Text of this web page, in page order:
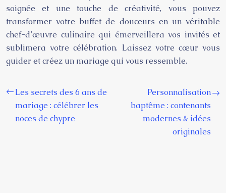
soignée et une touche de créativité, vous pouvez
transformer votre buffet de douceurs en un véritable
chef-d’œuvre culinaire qui émerveillera vos invités et
sublimera votre célébration. Laissez votre cœur vous
guider et créez un mariage qui vous ressemble.
Les secrets des 6 ans de
mariage : célébrer les
noces de chypre
Personnalisation
baptême : contenants
modernes & idées
originales